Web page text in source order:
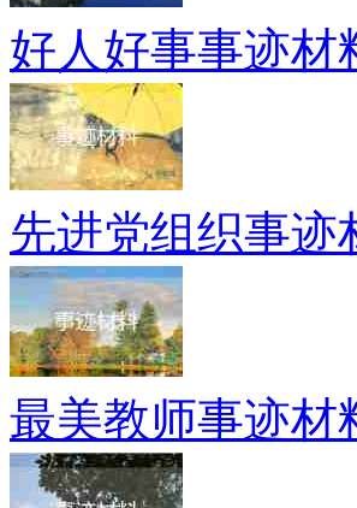
好人好事事迹材
先进党组织事迹
最美教师事迹材